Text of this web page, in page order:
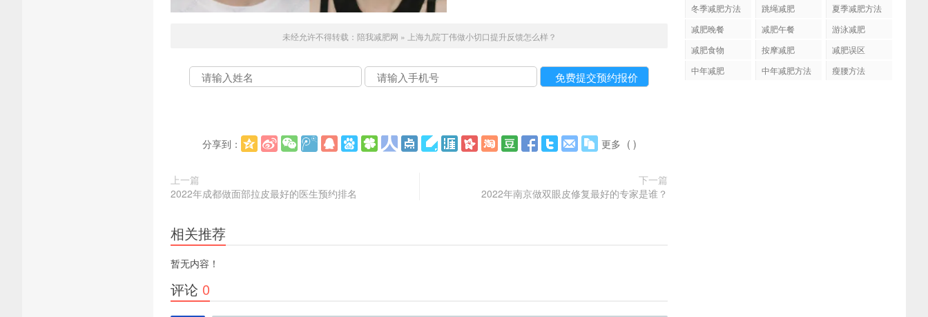
未经允许不得转载： 陪我减肥网 » 上海九院丁伟做小切口提升反馈怎么样？
分享到： 更多 ( )
上一篇
2022年成都做面部拉皮最好的医生预约排名
下一篇
2022年南京做双眼皮修复最好的专家是谁？
相关推荐
暂无内容！
评论 0
冬季减肥方法
跳绳减肥
夏季减肥方法
减肥晚餐
减肥午餐
游泳减肥
减肥食物
按摩减肥
减肥误区
中年减肥
中年减肥方法 瘦腰方法